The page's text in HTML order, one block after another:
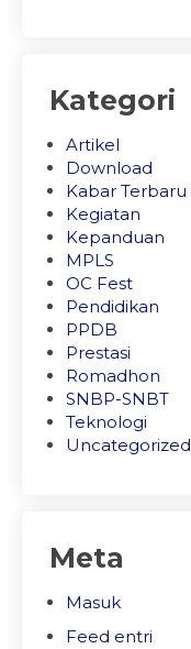
Kategori
Artikel
Download
Kabar Terbaru
Kegiatan
Kepanduan
MPLS
OC Fest
Pendidikan
PPDB
Prestasi
Romadhon
SNBP-SNBT
Teknologi
Uncategorized
Meta
Masuk
Feed entri